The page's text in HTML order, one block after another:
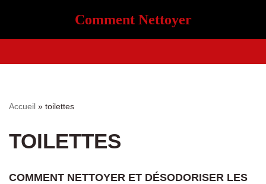
Comment Nettoyer
Accueil » toilettes
TOILETTES
COMMENT NETTOYER ET DÉSODORISER LES